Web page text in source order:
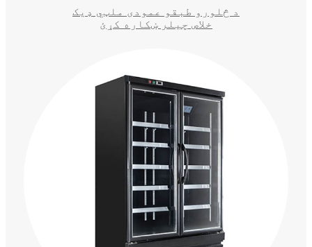
د څلورو طبقو عمودی ملټي ډیک
خلاص چیلر ښکاره کړئ